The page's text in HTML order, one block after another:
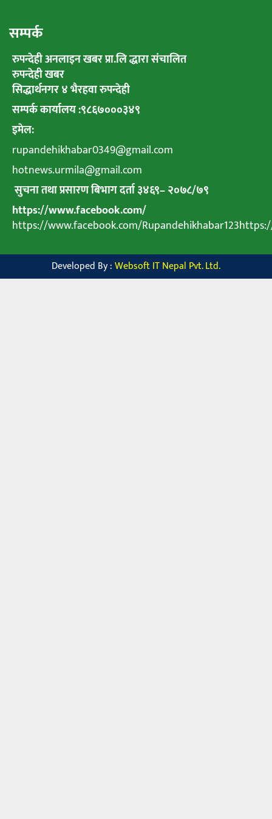
सम्पर्क
रुपन्देही अनलाइन खबर प्रा.लि द्धारा संचालित
रुपन्देही खबर
सिद्धार्थनगर ४ भैरहवा रुपन्देही
सम्पर्क कार्यालय :९८६७०००३४९
इमेल:
rupandehikhabar0349@gmail.com
hotnews.urmila@gmail.com
सुचना तथा प्रसारण बिभाग दर्ता ३४६९–२०७८/७९
https://www.facebook.com/
https://www.facebook.com/
Developed By :Websoft IT Nepal Pvt. Ltd.